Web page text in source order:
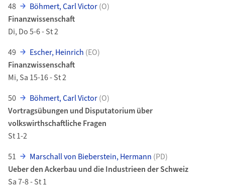
48
Böhmert, Carl Victor(O)
Finanzwissenschaft
Di, Do 5-6 - St 2
49
Escher, Heinrich (EO)
Finanzwissenschaft
Mi, Sa 15-16 - St 2
50
Böhmert, Carl Victor(O)
Vortragsübungen und Disputatorium über
volkswirthschaftliche Fragen
St 1-2
51
Marschall von Bieberstein, Hermann (PD)
Ueber den Ackerbau und die Industrieen der Schweiz
Sa 7-8 - St 1